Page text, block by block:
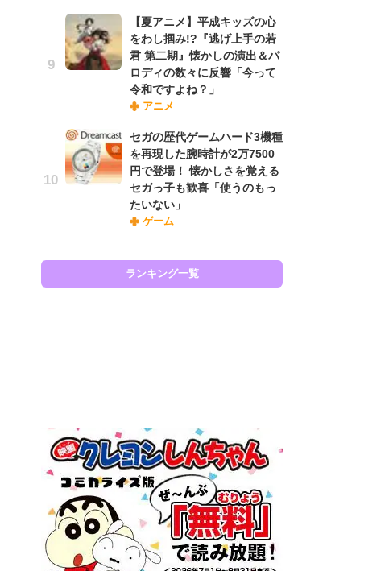
【夏アニメ】平成キッズの心
をわし掴み!?『逃げ上手の若
君 第二期』懐かしの演出＆パ
ロディの数々に反響「今って
令和ですよね？」
アニメ
セガの歴代ゲームハード3機種
を再現した腕時計が2万7500
円で登場！ 懐かしさを覚える
セガっ子も歓喜「使うのもっ
たいない」
ゲーム
ランキング一覧